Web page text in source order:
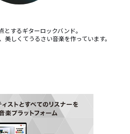
とするギターロックバンド。
美しくてうるさい音楽を作っています。